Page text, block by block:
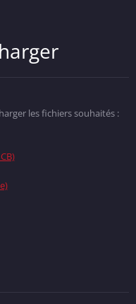
les fichiers souhaités :